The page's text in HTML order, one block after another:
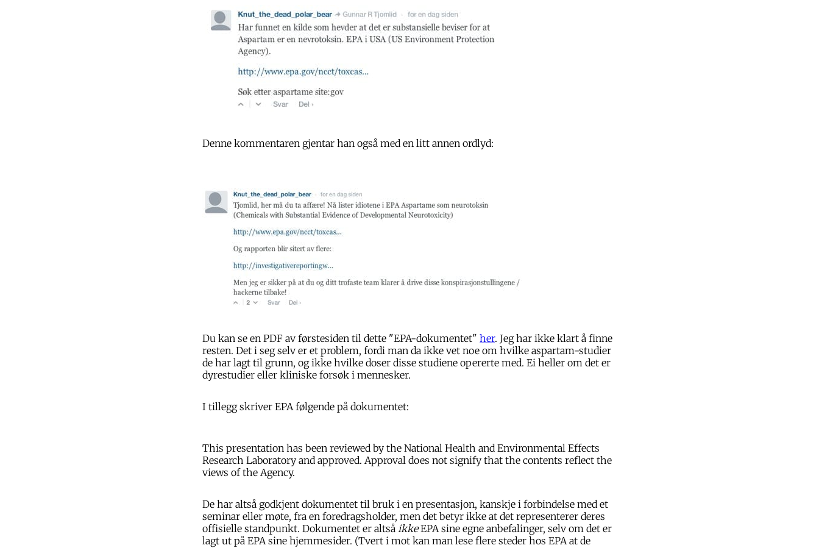
Denne kommentaren gjentar han også med en litt annen ordlyd:
Du kan se en PDF av førstesiden til dette "EPA-dokumentet" her. Jeg har ikke klart å finne
resten. Det i seg selv er et problem, fordi man da ikke vet noe om hvilke aspartam-studier
de har lagt til grunn, og ikke hvilke doser disse studiene opererte med. Ei heller om det er
dyrestudier eller kliniske forsøk i mennesker.
I tillegg skriver EPA følgende på dokumentet:
This presentation has been reviewed by the National Health and Environmental Effects
Research Laboratory and approved. Approval does not signify that the contents reflect the
views of the Agency.
De har altså godkjent dokumentet til bruk i en presentasjon, kanskje i forbindelse med et
seminar eller møte, fra en foredragsholder, men det betyr ikke at det representerer deres
offisielle standpunkt. Dokumentet er altså ikkeEPA sine egne anbefalinger, selv om det er
lagt ut på EPA sine hjemmesider. (Tvert i mot kan man lese flere steder hos EPA at de